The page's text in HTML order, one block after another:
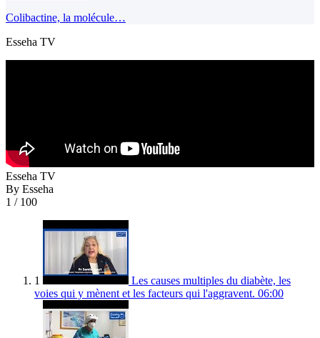
Colibactine, la molécule…
Esseha TV
Esseha TV
By Esseha
1 / 100
1
Les causes multiples du diabète, les
voies qui y mènent et les facteurs qui l'aggravent. 06:00